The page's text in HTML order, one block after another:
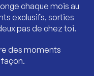
chaque mois au
exclusifs, sorties
pas de chez toi.
des moments